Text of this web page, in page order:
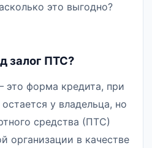
это выгодно?
залог ПТС?
это форма кредита, при
у владельца, но
средства (ПТС)
организации в качестве